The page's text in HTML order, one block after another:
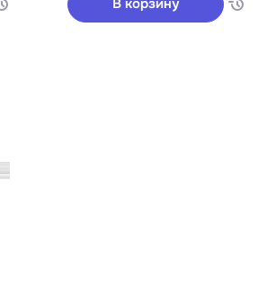
В корзину